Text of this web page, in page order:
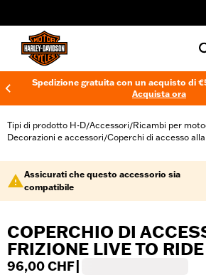
Spedizione gratuita con un acquisto di
Acquista ora
Tipi di prodotto H-D/Accessori/Ricambi per
Decorazioni e accessori/Coperchi di accesso
Assicurati che questo accessorio sia
compatibile
COPERCHIO DI
FRIZIONE LIVE TO RIDE
96,00 CHF